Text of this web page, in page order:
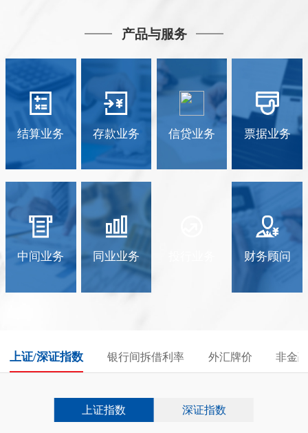
产品与服务
结算业务 存款业务 信贷业务 票据业务
中间业务 同业业务 财务顾问
上证/深证指数 银行间拆借利率 外汇牌价 非金
上证指数 深证指数